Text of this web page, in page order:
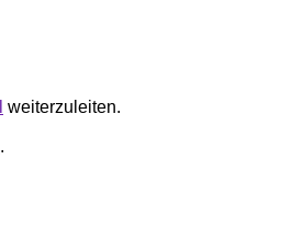
weiterzuleiten.
.